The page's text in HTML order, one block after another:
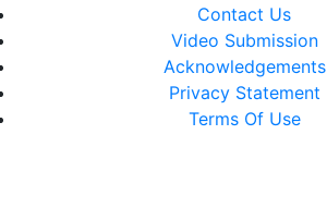
Contact Us
Video Submission
Acknowledgements
Privacy Statement
Terms Of Use